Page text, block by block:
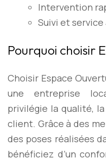
Intervention
Suivi et
Pourquoi choisir
Choisir Espace
une entreprise
privilégie la qualité,
client. Grâce à des
des poses réalisées
bénéficiez d’un